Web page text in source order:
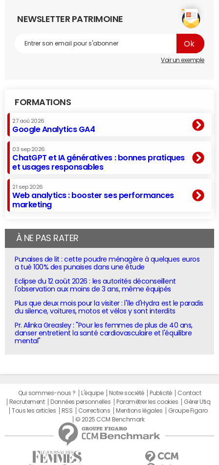
NEWSLETTER PATRIMOINE
Voir un exemple
FORMATIONS
27 aoû 2026
Google Analytics GA4
03 sep 2026
ChatGPT et IA génératives : bonnes pratiques
et usages responsables
21 sep 2026
Web analytics : booster ses performances
marketing
À NE PAS RATER
Punaises de lit : cette poudre ménagère à quelques euros
a tué 100% des punaises dans une étude
Eclipse du 12 août 2026 : les autorités déconseillent
l'observation aux moins de 3 ans, même équipés
Plus que deux mois pour la visiter : l'île d'Hydra est le paradis
du silence, voitures, motos et vélos y sont interdits
Pr. Alinka Greasley : "Pour les femmes de plus de 40 ans,
danser entretient la santé cardiovasculaire et l'équilibre
mental"
Qui sommes-nous ? L'équipe Notre société Publicité
Contact
Recrutement
Données personnelles Paramétrer les cookies
Gérer Utiq
Tous les articles
RSS Corrections Mentions légales
Groupe Figaro
© 2025 CCM Benchmark